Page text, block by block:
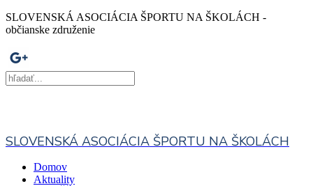
SLOVENSKÁ ASOCIÁCIA ŠPORTU NA ŠKOLÁCH -
občianske združenie
SLOVENSKÁ ASOCIÁCIA ŠPORTU NA ŠKOLÁCH
Domov
Aktuality